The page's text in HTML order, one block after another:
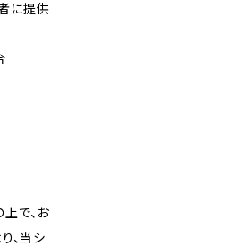
に提供
で、お
、当シ